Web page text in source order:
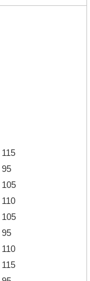
115
95
105
110
105
95
110
115